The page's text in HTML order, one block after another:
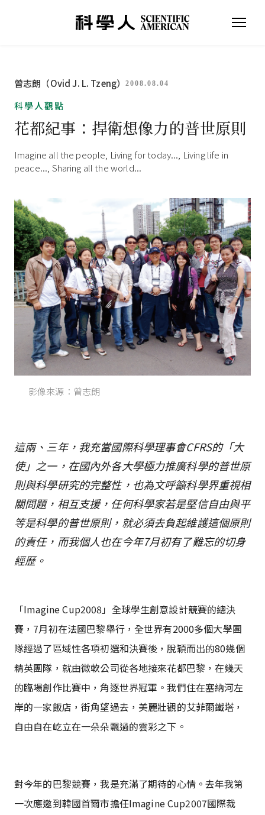
曾志朗（Ovid J. L. Tzeng）2008.08.04
科學人觀點
花都紀事：捍衛想像力的普世原則
Imagine all the people, Living for today..., Living life in
peace..., Sharing all the world...
影像來源：曾志朗
這兩、三年，我充當國際科學理事會CFRS的「大
使」之一，在國內外各大學極力推廣科學的普世原
則與科學研究的完整性，也為文呼籲科學界重視相
關問題，相互支援，任何科學家若是堅信自由與平
等是科學的普世原則，就必須去負起維護這個原則
的責任，而我個人也在今年7月初有了難忘的切身
經歷。
「Imagine Cup2008」全球學生創意設計競賽的總決
賽，7月初在法國巴黎舉行，全世界有2000多個大學團
隊經過了區域性各項初選和決賽後，脫穎而出的80幾個
精英團隊，就由微軟公司從各地接來花都巴黎，在幾天
的臨場創作比賽中，角逐世界冠軍。我們住在塞納河左
岸的一家飯店，街角望過去，美麗壯觀的艾菲爾鐵塔，
自由自在屹立在一朵朵飄過的雲彩之下。
對今年的巴黎競賽，我是充滿了期待的心情。去年我第
一次應邀到韓國首爾市擔任Imagine Cup2007國際裁